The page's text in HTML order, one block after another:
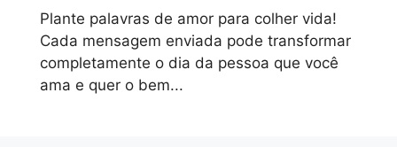
Plante palavras de amor para colher vida!
Cada mensagem enviada pode transformar
completamente o dia da pessoa que você
ama e quer o bem...